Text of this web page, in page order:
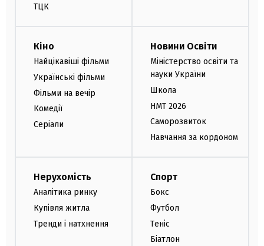
ТЦК
Кіно
Найцікавіші фільми
Українські фільми
Фільми на вечір
Комедії
Серіали
Новини Освіти
Міністерство освіти та
науки України
Школа
НМТ 2026
Саморозвиток
Навчання за кордоном
Нерухомість
Аналітика ринку
Купівля житла
Тренди і натхнення
Спорт
Бокс
Футбол
Теніс
Біатлон